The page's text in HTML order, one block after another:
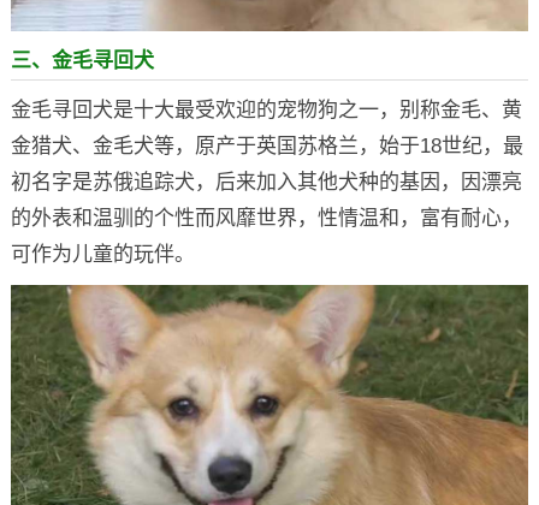
三、金毛寻回犬
金毛寻回犬是十大最受欢迎的宠物狗之一，别称金毛、黄
金猎犬、金毛犬等，原产于英国苏格兰，始于18世纪，最
初名字是苏俄追踪犬，后来加入其他犬种的基因，因漂亮
的外表和温驯的个性而风靡世界，性情温和，富有耐心，
可作为儿童的玩伴。